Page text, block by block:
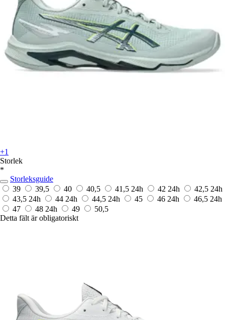
+1
Storlek
*
Storleksguide
39
39,5 40 40,5 41,5 24h 42 24h 42,5 24h
43,5 24h 44 24h 44,5 24h 45 46 24h 46,5 24h
47
48 24h 49
50,5
Detta fält är obligatoriskt